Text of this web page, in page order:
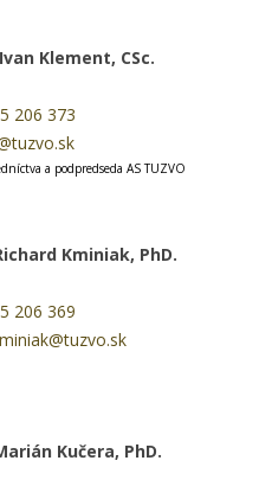
Klement, CSc.
206 373
a podpredseda AS TUZVO
Kminiak, PhD.
206 369
Kučera, PhD.